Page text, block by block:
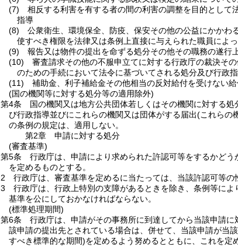
(7)
相反する利害を有する者の間の利害の調整を目的として
指導
(8)
公衆衛生、環境保全、防疫、保安その他の公益にかか
使すべき権限を法律又は条例上直接に与えられた職員によ
(9)
報告又は物件の提出を命ずる処分その他その職務の遂
(10)
審査請求その他の不服申立てに対する行政庁の裁決そ
のための手続において法令に基づいてされる処分及び行政
(11)
補助金、利子補給金その他相当の反対給付を受けない
(国の機関等に対する処分等の適用除外)
第4条
国の機関又は地方公共団体若しくはその機関に対する処
び行政指導並びにこれらの機関又は団体がする届出(これらの
の条例の規定は、適用しない。
第2章
申請に対する処分
(審査基準)
第5条
行政庁は、申請により求められた許認可等をするかど
を定めるものとする。
2
行政庁は、審査基準を定めるに当たっては、当該許認可等
3
行政庁は、行政上特別の支障があるときを除き、条例等に
基準を公にしておかなければならない。
(標準処理期間)
第6条
行政庁は、申請がその事務所に到達してから当該申請
該申請の提出先とされている場合は、併せて、当該申請が当
すべき標準的な期間)を定めるよう努めるとともに、これを定